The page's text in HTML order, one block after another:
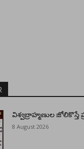
విశ్వబ్రాహ్మణుల జోలికొస్తే
8 August 2026